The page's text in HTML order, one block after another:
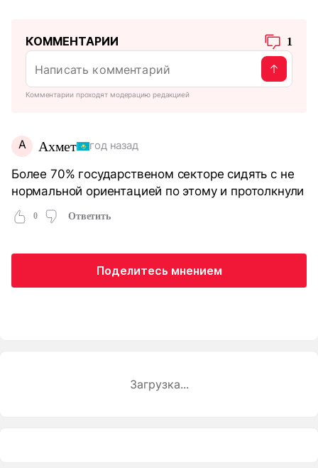
КОММЕНТАРИИ 1
Комментарии проходят модерацию редакцией
А Ахмет год назад
Более 70% государственом секторе сидять с не
нормальной ориентацией по этому и протолкнули
0 Ответить
Поделитесь мнением
Загрузка...